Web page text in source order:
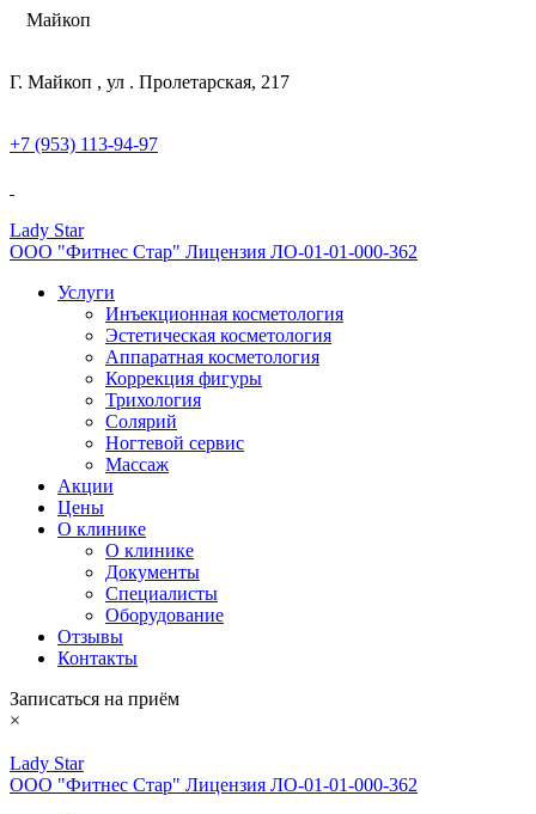
Майкоп
Г. Майкоп , ул . Пролетарская, 217
+7 (953) 113-94-97
Lady Star
ООО "Фитнес Стар" Лицензия ЛО-01-01-000-362
Услуги
Инъекционная косметология
Эстетическая косметология
Аппаратная косметология
Коррекция фигуры
Трихология
Солярий
Ногтевой сервис
Массаж
Акции
Цены
О клинике
О клинике
Документы
Специалисты
Оборудование
Отзывы
Контакты
Записаться на приём
×
Lady Star
ООО "Фитнес Стар" Лицензия ЛО-01-01-000-362